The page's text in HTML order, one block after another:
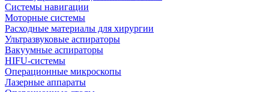
Системы навигации
Моторные системы
Расходные материалы для хирургии
Ультразвуковые аспираторы
Вакуумные аспираторы
HIFU-системы
Операционные микроскопы
Лазерные аппараты